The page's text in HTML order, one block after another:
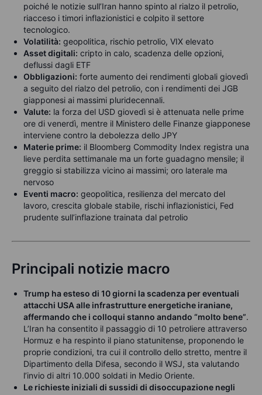
poiché le notizie sull’Iran hanno spinto al rialzo il petrolio,
riacceso i timori inflazionistici e colpito il settore
tecnologico.
Volatilità: geopolitica, rischio petrolio, VIX elevato
Asset digitali: cripto in calo, scadenza delle opzioni,
deflussi dagli ETF
Obbligazioni: forte aumento dei rendimenti globali giovedì
a seguito del rialzo del petrolio, con i rendimenti dei JGB
giapponesi ai massimi pluridecennali.
Valute: la forza del USD giovedì si è attenuata nelle prime
ore di venerdì, mentre il Ministero delle Finanze giapponese
interviene contro la debolezza dello JPY
Materie prime: il Bloomberg Commodity Index registra una
lieve perdita settimanale ma un forte guadagno mensile; il
greggio si stabilizza vicino ai massimi; oro laterale ma
nervoso
Eventi macro: geopolitica, resilienza del mercato del
lavoro, crescita globale stabile, rischi inflazionistici, Fed
prudente sull’inflazione trainata dal petrolio
Principali notizie macro
Trump ha esteso di 10 giorni la scadenza per eventuali
attacchi USA alle infrastrutture energetiche iraniane,
affermando che i colloqui stanno andando “molto bene”.
L’Iran ha consentito il passaggio di 10 petroliere attraverso
Hormuz e ha respinto il piano statunitense, proponendo le
proprie condizioni, tra cui il controllo dello stretto, mentre il
Dipartimento della Difesa, secondo il WSJ, sta valutando
l’invio di altri 10.000 soldati in Medio Oriente.
Le richieste iniziali di sussidi di disoccupazione negli